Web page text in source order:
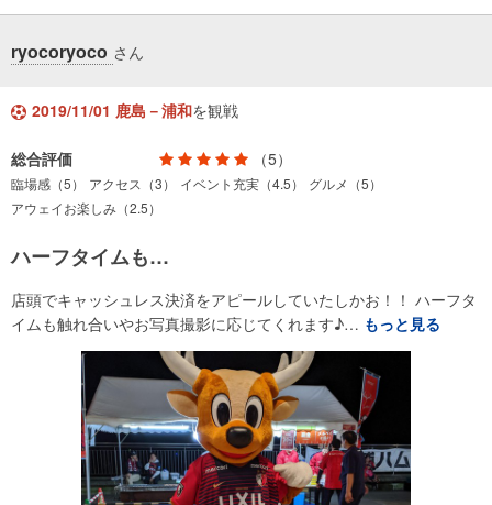
ryocoryoco さん
2019/11/01 鹿島－浦和を観戦
総合評価 （5）
臨場感（5） アクセス（3） イベント充実（4.5）
グルメ（5）
アウェイお楽しみ（2.5）
ハーフタイムも…
店頭でキャッシュレス決済をアピールしていたしかお！！ ハーフタ
イムも触れ合いやお写真撮影に応じてくれます♪… もっと見る